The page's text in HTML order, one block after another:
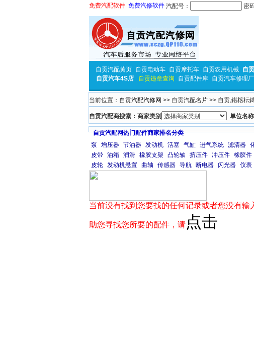
免费汽配软件 免费汽修软件 汽配号： 密
自贡汽配黄页 自贡电动车 自贡摩托车 自贡农用机械 自
自贡汽车4S店
自贡违章查询 自贡配件库 自贡汽车修理厂
当前位置： 自贡汽配汽修网 >> 自贡汽配名片 >> 自贡,鍖楁枟
自贡汽配商搜索：商家类别 单位名称
自贡汽配网热门配件商家排名分类
泵
增压器 节油器 发动机 活塞 气缸 进气系统 滤清器
皮带 油箱 润滑 橡胶支架 凸轮轴 挤压件 冲压件 橡胶件
皮轮 发动机悬置 曲轴 传感器 导航 断电器 闪光器 仪表
当前没有找到您要找的任何记录或者您没有
助您寻找您所要的配件，请 点击